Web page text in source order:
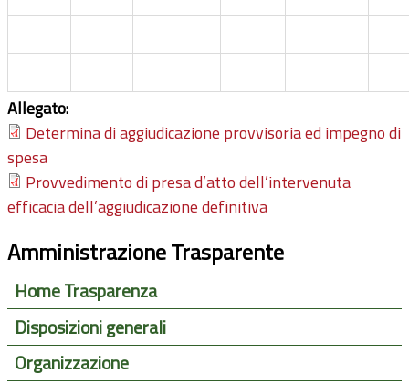
Allegato:
Determina di aggiudicazione provvisoria ed impegno di
spesa
Provvedimento di presa d’atto dell’intervenuta
efficacia dell’aggiudicazione definitiva
Amministrazione Trasparente
Home Trasparenza
Disposizioni generali
Organizzazione